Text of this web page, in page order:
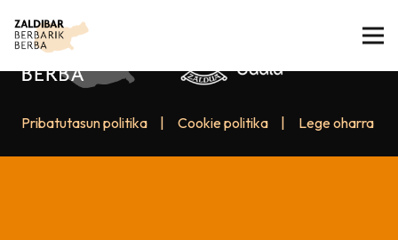
Pribatutasun politika Cookie politika Lege oharra